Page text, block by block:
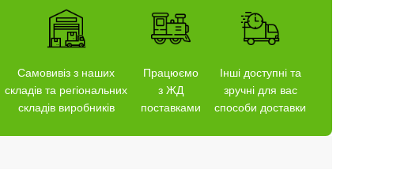
Самовивіз з наших
складів та регіональних
складів виробників
Працюємо
з ЖД
поставками
Інші доступні та
зручні для вас
способи доставки